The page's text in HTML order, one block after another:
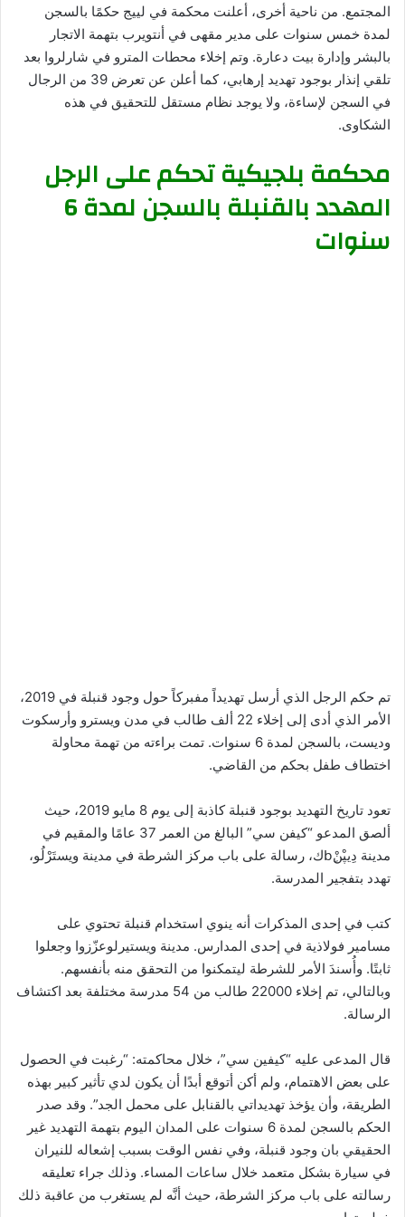
المجتمع. من ناحية أخرى، أعلنت محكمة في لييج حكمًا بالسجن
لمدة خمس سنوات على مدير مقهى في أنتويرب بتهمة الاتجار
بالبشر وإدارة بيت دعارة. وتم إخلاء محطات المترو في شارلروا بعد
تلقي إنذار بوجود تهديد إرهابي، كما أعلن عن تعرض 39 من الرجال
في السجن لإساءة، ولا يوجد نظام مستقل للتحقيق في هذه
الشكاوى.
محكمة بلجيكية تحكم على الرجل
المهدد بالقنبلة بالسجن لمدة 6
سنوات
تم حكم الرجل الذي أرسل تهديداً مفبركاً حول وجود قنبلة في 2019،
الأمر الذي أدى إلى إخلاء 22 ألف طالب في مدن ويسترو وأرسكوت
وديست، بالسجن لمدة 6 سنوات. تمت براءته من تهمة محاولة
اختطاف طفل بحكم من القاضي.
تعود تاريخ التهديد بوجود قنبلة كاذبة إلى يوم 8 مايو 2019، حيث
ألصق المدعو “كيفن سي” البالغ من العمر 37 عامًا والمقيم في
مدينة دِيپْنْbِك، رسالة على باب مركز الشرطة في مدينة ویستَرْلُو،
تهدد بتفجير المدرسة.
كتب في إحدى المذكرات أنه ينوي استخدام قنبلة تحتوي على
مسامير فولاذية في إحدى المدارس. مدينة ويستيرلوعزّزوا وجعلوا
ثابتًا. وأُسندَ الأمر للشرطة ليتمكنوا من التحقق منه بأنفسهم.
وبالتالي، تم إخلاء 22000 طالب من 54 مدرسة مختلفة بعد اكتشاف
الرسالة.
قال المدعى عليه “كيفين سي”، خلال محاكمته: “رغبت في الحصول
على بعض الاهتمام، ولم أكن أتوقع أبدًا أن يكون لدي تأثير كبير بهذه
الطريقة، وأن يؤخذ تهديداتي بالقنابل على محمل الجد”. وقد صدر
الحكم بالسجن لمدة 6 سنوات على المدان اليوم بتهمة التهديد غير
الحقيقي بان وجود قنبلة، وفي نفس الوقت بسبب إشعاله للنيران
في سيارة بشكل متعمد خلال ساعات المساء. وذلك جراء تعليقه
رسالته على باب مركز الشرطة، حيث أنَّه لم يستغرب من عاقبة ذلك